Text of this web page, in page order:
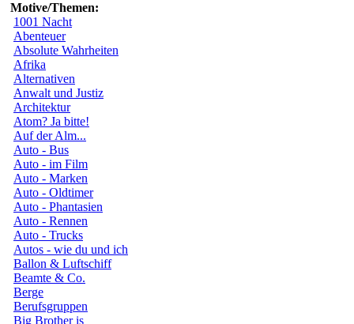
Motive/Themen:
1001 Nacht
Abenteuer
Absolute Wahrheiten
Afrika
Alternativen
Anwalt und Justiz
Architektur
Atom? Ja bitte!
Auf der Alm...
Auto - Bus
Auto - im Film
Auto - Marken
Auto - Oldtimer
Auto - Phantasien
Auto - Rennen
Auto - Trucks
Autos - wie du und ich
Ballon & Luftschiff
Beamte & Co.
Berge
Berufsgruppen
Big Brother is